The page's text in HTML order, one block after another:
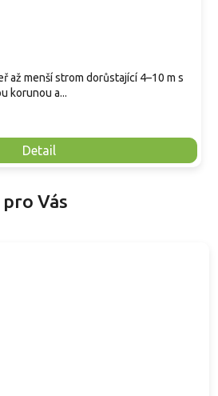
Detail
až menší strom dorůstající 4–10 m s
korunou a...
Vás